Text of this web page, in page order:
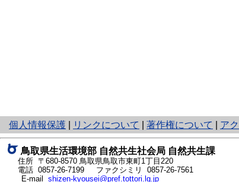
個人情報保護
と
り
ネ
ッ
ト
リンクについて 著作権について ア
鳥取県生活環境部 自然共生社会局 自然共生課
住所 〒680-8570 鳥取県鳥取市東町1丁目220
電話 0857-26-7199
ファクシミリ 0857-26-7561
E-mail shizen-kyousei@pref.tottori.lg.jp